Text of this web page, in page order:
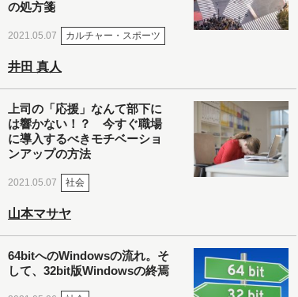
の処方箋
2021.05.07 カルチャー・スポーツ
井田 真人
上司の「応援」なんて部下に
は響かない！？ 今すぐ職場
に導入するべきモチベーショ
ンアップの方法
2021.05.07 社会
山本マサヤ
64bitへのWindowsの流れ。そ
して、32bit版Windowsの終焉